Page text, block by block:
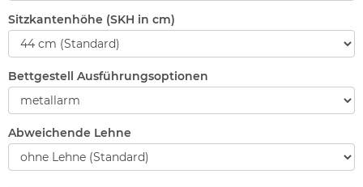
Sitzkantenhöhe (SKH in cm)
Bettgestell Ausführungsoptionen
Abweichende Lehne